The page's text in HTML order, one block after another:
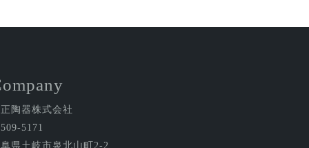
陶器株式会社
5171
県土岐市泉北山町2-2